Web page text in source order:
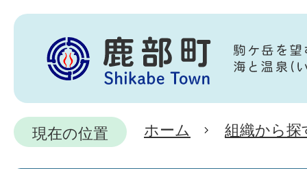
現在の位置 ホーム 組織から探